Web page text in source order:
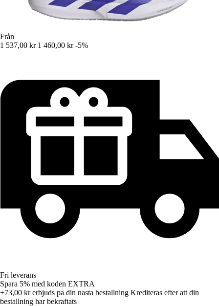
Från
1 537,00 kr 1 460,00 kr -5%
Fri leverans
Spara 5% med koden EXTRA
+73,00 krerbjuds pa din nasta bestallning Krediteras efter att din
bestallning har bekraftats